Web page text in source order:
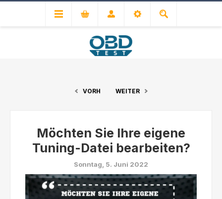
VORH WEITER
Möchten Sie Ihre eigene
Tuning-Datei bearbeiten?
Sonntag, 5. Juni 2022